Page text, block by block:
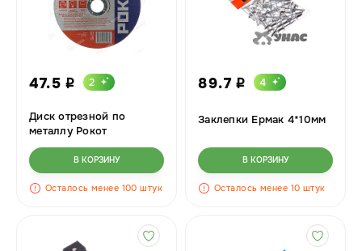
47.5 i 2
Диск отрезной по
металлу Рокот
150х1,2х22
В КОРЗИНУ
Осталось менее 100 штук
89.7 i 4
Заклепки Ермак 4*10мм
В КОРЗИНУ
Осталось менее 10 штук